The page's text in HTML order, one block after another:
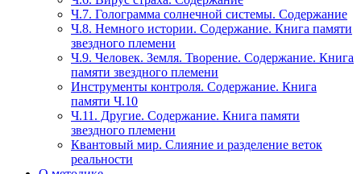
Ч.7. Голограмма солнечной системы. Содержание
Ч.8. Немного истории. Содержание. Книга памяти
звездного племени
Ч.9. Человек. Земля. Творение. Содержание. Книга
памяти звездного племени
Инструменты контроля. Содержание. Книга
памяти Ч.10
Ч.11. Другие. Содержание. Книга памяти
звездного племени
Квантовый мир. Слияние и разделение веток
реальности